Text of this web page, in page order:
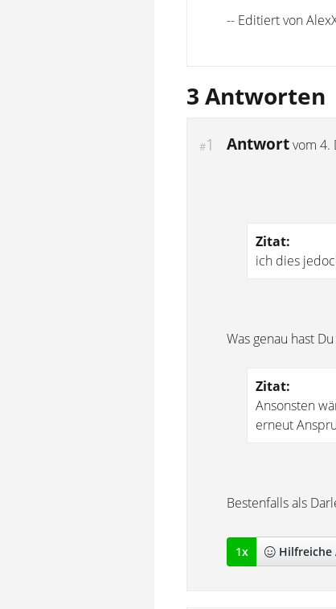
-- Editiert von
3 Antworten
#1 Antwortvom 4.
Zitat:
ich dies
Was genau hast
Zitat:
Ansonsten
erneut
Bestenfalls als
1x Hilfreiche